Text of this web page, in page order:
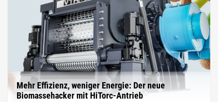
Mehr Effizienz, weniger Energie: Der neue
Biomassehacker mit HiTorc-Antrieb